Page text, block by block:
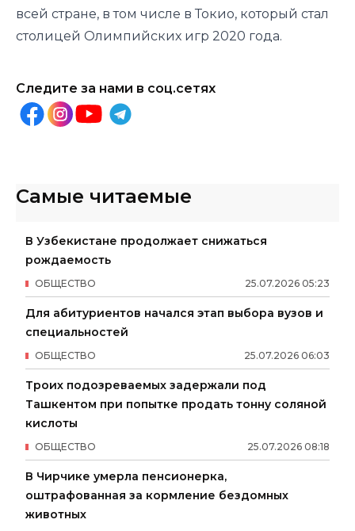
всей стране, в том числе в Токио, который стал
столицей Олимпийских игр 2020 года.
Следите за нами в соц.сетях
Самые читаемые
В Узбекистане продолжает снижаться
рождаемость
25.07.2026 05:23
ОБЩЕСТВО
Для абитуриентов начался этап выбора вузов и
специальностей
25.07.2026 06:03
ОБЩЕСТВО
Троих подозреваемых задержали под
Ташкентом при попытке продать тонну соляной
кислоты
25.07.2026 08:18
ОБЩЕСТВО
В Чирчике умерла пенсионерка,
оштрафованная за кормление бездомных
животных